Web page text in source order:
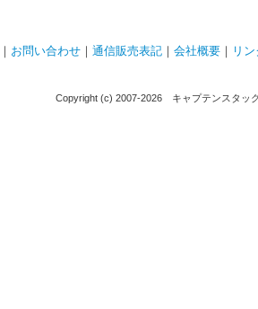
｜ お問い合わせ ｜ 通信販売表記 ｜ 会社概要 ｜ リ
Copyright (c) 2007-2026 キャプテンスタッ